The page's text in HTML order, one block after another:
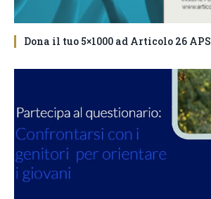
Dona il tuo 5×1000 ad Articolo 26 APS